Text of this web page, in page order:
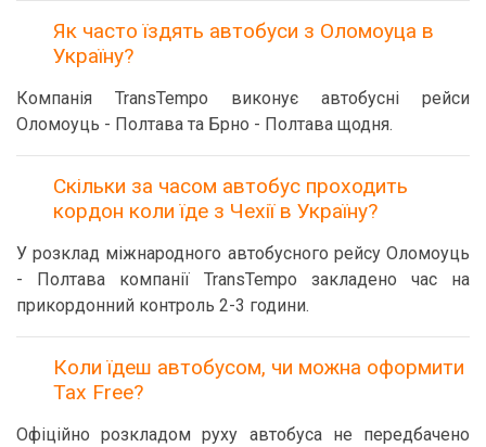
Як часто їздять автобуси з Оломоуца в
Україну?
Компанія TransTempo виконує автобусні рейси
Оломоуць - Полтава та Брно - Полтава щодня.
Скільки за часом автобус проходить
кордон коли їде з Чехії в Україну?
У розклад міжнародного автобусного рейсу Оломоуць
- Полтава компанії TransTempo закладено час на
прикордонний контроль 2-3 години.
Коли їдеш автобусом, чи можна оформити
Tax Free?
Офіційно розкладом руху автобуса не передбачено